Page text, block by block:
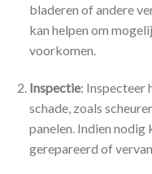
bladeren of andere
kan helpen om
voorkomen.
Inspectie: Inspecteer
schade, zoals
panelen. Indien nodig
gerepareerd of